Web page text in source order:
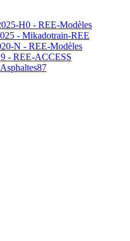
H0 - REE-Modèles
- Mikadotrain-REE
N - REE-Modèles
- REE-ACCESS